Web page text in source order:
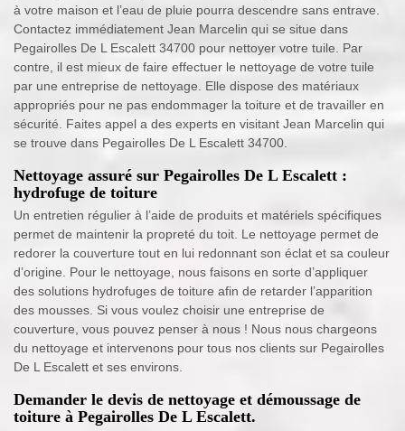
à votre maison et l’eau de pluie pourra descendre sans entrave.
Contactez immédiatement Jean Marcelin qui se situe dans
Pegairolles De L Escalett 34700 pour nettoyer votre tuile. Par
contre, il est mieux de faire effectuer le nettoyage de votre tuile
par une entreprise de nettoyage. Elle dispose des matériaux
appropriés pour ne pas endommager la toiture et de travailler en
sécurité. Faites appel a des experts en visitant Jean Marcelin qui
se trouve dans Pegairolles De L Escalett 34700.
Nettoyage assuré sur Pegairolles De L Escalett :
hydrofuge de toiture
Un entretien régulier à l’aide de produits et matériels spécifiques
permet de maintenir la propreté du toit. Le nettoyage permet de
redorer la couverture tout en lui redonnant son éclat et sa couleur
d’origine. Pour le nettoyage, nous faisons en sorte d’appliquer
des solutions hydrofuges de toiture afin de retarder l’apparition
des mousses. Si vous voulez choisir une entreprise de
couverture, vous pouvez penser à nous ! Nous nous chargeons
du nettoyage et intervenons pour tous nos clients sur Pegairolles
De L Escalett et ses environs.
Demander le devis de nettoyage et démoussage de
toiture à Pegairolles De L Escalett.